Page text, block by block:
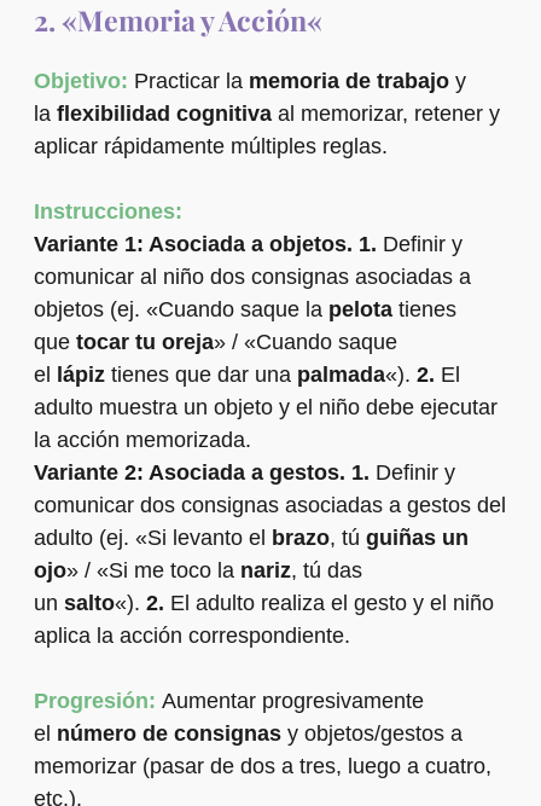
2. «Memoria y Acción«
Objetivo: Practicar la memoria de trabajo y
la flexibilidad cognitiva al memorizar, retener y
aplicar rápidamente múltiples reglas.
Instrucciones:
Variante 1: Asociada a objetos. 1. Definir y
comunicar al niño dos consignas asociadas a
objetos (ej. «Cuando saque la pelota tienes
que tocar tu oreja» / «Cuando saque
el lápiz tienes que dar una palmada«). 2. El
adulto muestra un objeto y el niño debe ejecutar
la acción memorizada.
Variante 2: Asociada a gestos. 1. Definir y
comunicar dos consignas asociadas a gestos del
adulto (ej. «Si levanto el brazo, tú guiñas un
ojo» / «Si me toco la nariz, tú das
un salto«). 2. El adulto realiza el gesto y el niño
aplica la acción correspondiente.
Progresión: Aumentar progresivamente
el número de consignas y objetos/gestos a
memorizar (pasar de dos a tres, luego a cuatro,
etc.).